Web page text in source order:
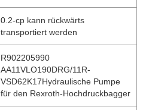
0.2-cp kann rückwärts
transportiert werden
R902205990
AA11VLO190DRG/11R-
VSD62K17Hydraulische Pumpe
für den Rexroth-Hochdruckbagger